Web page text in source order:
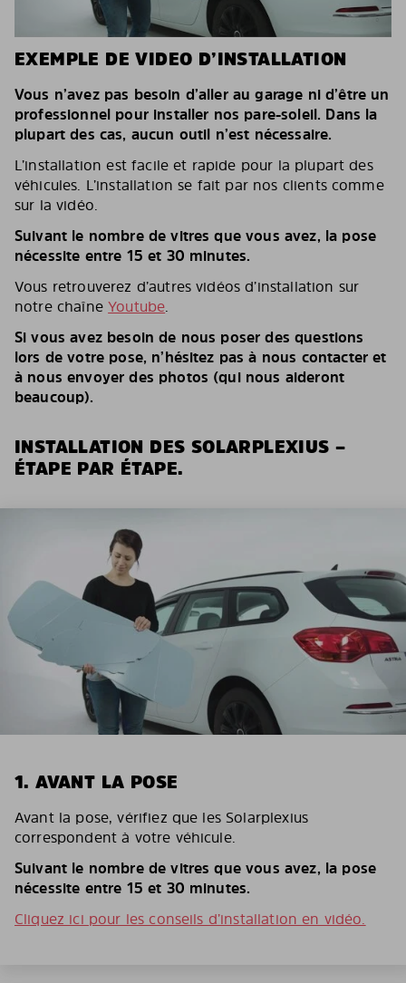
EXEMPLE DE VIDEO D’INSTALLATION
Vous n’avez pas besoin d’aller au garage ni d’être un
professionnel pour installer nos pare-soleil. Dans la
plupart des cas, aucun outil n’est nécessaire.
L’installation est facile et rapide pour la plupart des
véhicules. L’installation se fait par nos clients comme
sur la vidéo.
Suivant le nombre de vitres que vous avez, la pose
nécessite entre 15 et 30 minutes.
Vous retrouverez d’autres vidéos d’installation sur
notre chaîneYoutube.
Si vous avez besoin de nous poser des questions
lors de votre pose, n’hésitez pas à nous contacter et
à nous envoyer des photos (qui nous aideront
beaucoup).
INSTALLATION DES SOLARPLEXIUS –
ÉTAPE PAR ÉTAPE.
1. AVANT LA POSE
Avant la pose, vérifiez que les Solarplexius
correspondent à votre véhicule.
Suivant le nombre de vitres que vous avez, la pose
nécessite entre 15 et 30 minutes.
Cliquez ici pour les conseils d’installation en vidéo.